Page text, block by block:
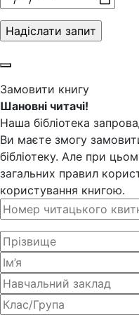
Замовити книгу
Шановні читачі!
Наша бібліотека
Ви маєте змогу
бібліотеку. Але при
загальних правил
користування книгою.